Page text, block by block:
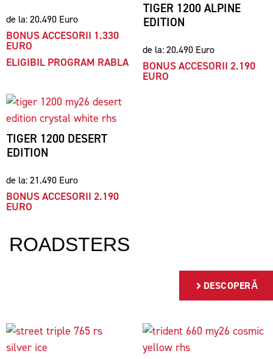
de la: 20.490 Euro
BONUS ACCESORII 1.330
EURO
ELIGIBIL PROGRAM RABLA
TIGER 1200 ALPINE
EDITION
de la: 20.490 Euro
BONUS ACCESORII 2.190
EURO
TIGER 1200 DESERT
EDITION
de la: 21.490 Euro
BONUS ACCESORII 2.190
EURO
ROADSTERS
DESCOPERĂ